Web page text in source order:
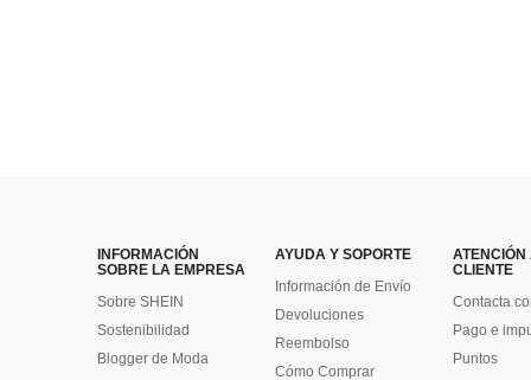
INFORMACIÓN
SOBRE LA EMPRESA
Sobre SHEIN
Sostenibilidad
Blogger de Moda
AYUDA Y SOPORTE
Información de Envío
Devoluciones
Reembolso
Cómo Comprar
ATENCIÓN
CLIENTE
Contacta
Pago e
Puntos